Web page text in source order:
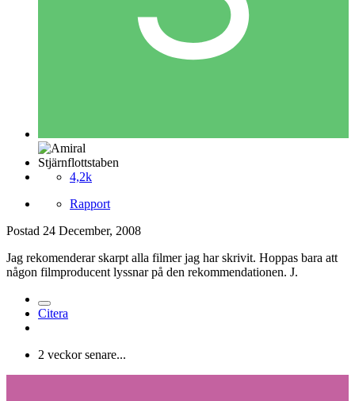
Stjärnflottstaben
4,2k
Rapport
Postad 24 December, 2008
Jag rekomenderar skarpt alla filmer jag har skrivit. Hoppas bara att
någon filmproducent lyssnar på den rekommendationen. J.
Citera
2 veckor senare...